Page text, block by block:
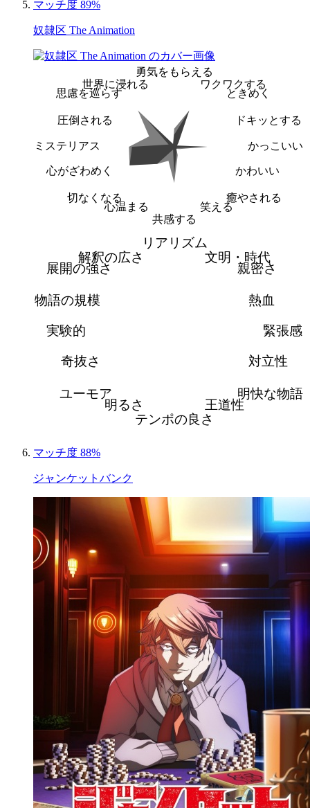
マッチ度 89%
奴隷区 The Animation
勇気をもらえる
ワクワクする
ときめく
ドキッとする
かっこいい
かわいい
癒やされる
笑える
共感する
心温まる
切なくなる
心がざわめく
ミステリアス
圧倒される
思慮を巡らす
世界に浸れる
リアリズム
文明・時代
親密さ
熱血
緊張感
対立性
明快な物語
王道性
テンポの良さ
明るさ
ユーモア
奇抜さ
実験的
物語の規模
展開の強さ
解釈の広さ
マッチ度 88%
ジャンケットバンク